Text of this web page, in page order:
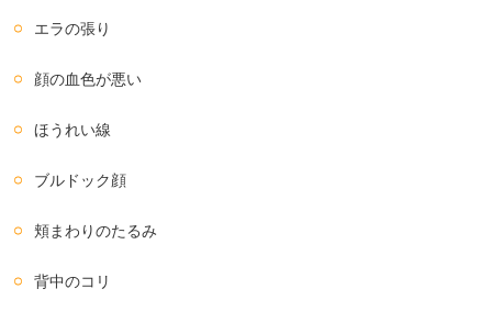
エラの張り
顔の血色が悪い
ほうれい線
ブルドック顔
頬まわりのたるみ
背中のコリ